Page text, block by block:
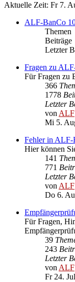
Aktuelle Zeit: Fr 7.
ALF-BanCo
Themen
Beiträge
Letzter
Fragen zu
Für Fragen zu
366
1778
Letzter
vonALF
Mi 5.
Fehler in ALF-
Hier können
141
771
Letzter
vonALF
Do 6.
Für Fragen,
39
243
Letzter
vonALF
Fr 24.